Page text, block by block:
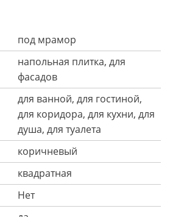
под мрамор
напольная плитка, для
фасадов
для ванной, для гостиной,
для коридора, для кухни, для
душа, для туалета
коричневый
квадратная
Нет